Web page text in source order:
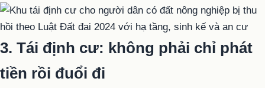
3. Tái định cư: không phải chỉ phát
tiền rồi đuổi đi